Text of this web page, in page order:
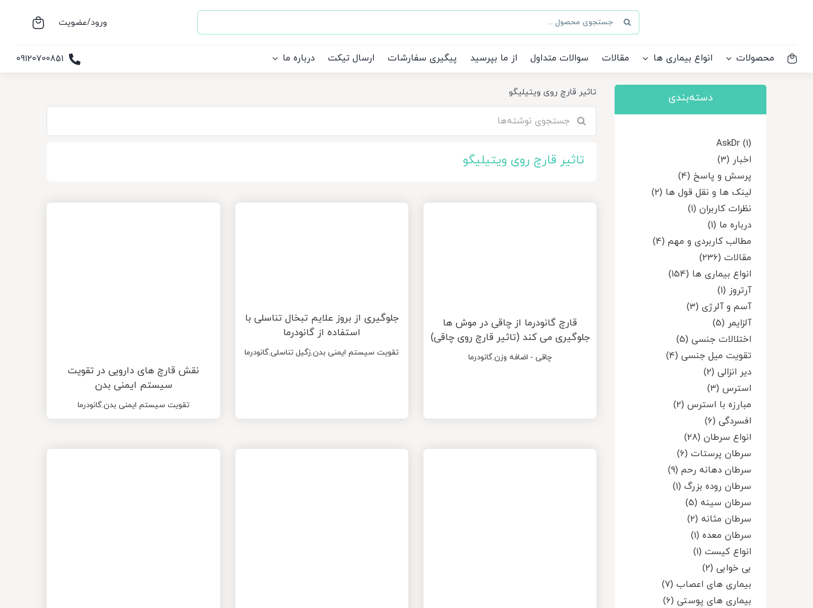
جستجو
برای:
ورود/عضویت
محصولات انواع بیماری ها مقالات سوالات متداول از ما بپرسید پیگیری سفارشات ارسال تیکت درباره ما 09120700851
دسته‌بندی
AskDr (1)
اخبار (3)
پرسش و پاسخ (4)
لینک ها و نقل قول ها (2)
نظرات کاربران (1)
درباره ما (1)
مطالب کاربردی و مهم (4)
مقالات (236)
انواع بیماری ها (154)
آرتروز (1)
آسم و آلرژی (3)
آلزایمر (5)
اختلالات جنسی (5)
تقویت میل جنسی (4)
دیر انزالی (2)
استرس (3)
مبارزه با استرس (2)
افسردگی (6)
انواع سرطان (28)
سرطان پرستات (6)
سرطان دهانه رحم (9)
سرطان روده بزرگ (1)
سرطان سینه (5)
سرطان مثانه (2)
سرطان معده (1)
انواع کیست (1)
بی خوابی (2)
بیماری های اعصاب (7)
بیماری های پوستی (6)
تاثیر قارچ روی ویتیلیگو
تاثیر قارچ روی ویتیلیگو
قارچ گانودرما از چاقی در موش ها
جلوگیری می کند (تاثیر قارچ روی چاقی)
چاقی - اضافه وزن,گانودرما
جلوگیری از بروز علایم تبخال تناسلی با
استفاده از گانودرما
تقویت سیستم ایمنی بدن,زگیل تناسلی,گانودرما
نقش قارچ های دارویی در تقویت
سیستم ایمنی بدن
تقویت سیستم ایمنی بدن,گانودرما